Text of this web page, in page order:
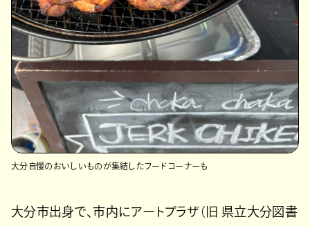
大分自慢のおいしいものが集結したフードコーナーも
大分市出身で、市内にアートプラザ（旧 県立大分図書